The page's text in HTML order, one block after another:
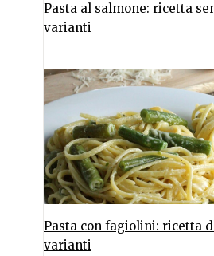
Pasta al salmone: ricetta
varianti
Pasta con fagiolini: ricetta
varianti